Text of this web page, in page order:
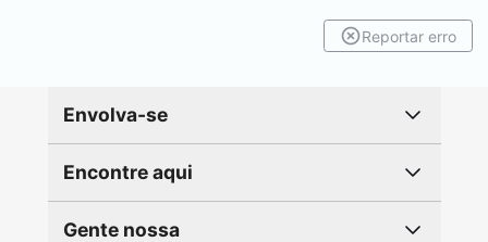
Reportar erro
Envolva-se
Encontre aqui
Gente nossa